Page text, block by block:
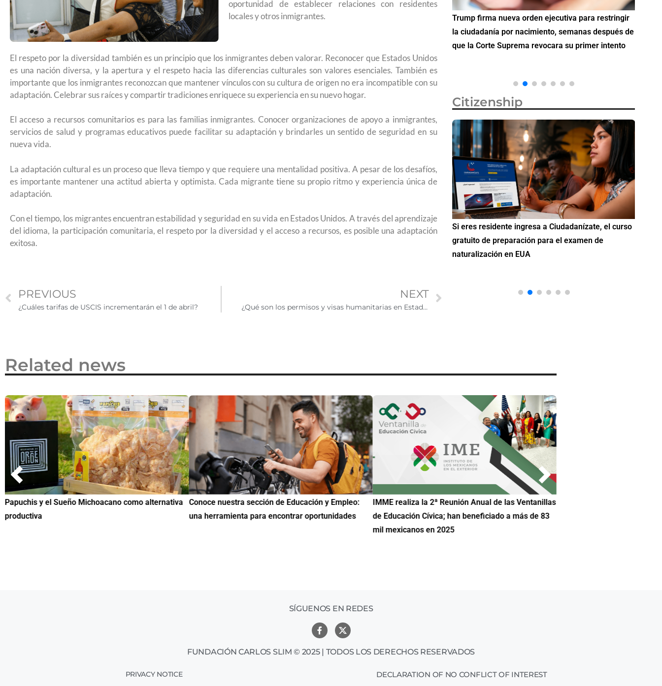
oportunidad de establecer relaciones con residentes
locales y otros inmigrantes.
El respeto por la diversidad también es un principio que los inmigrantes deben valorar. Reconocer que Estados Unidos
es una nación diversa, y la apertura y el respeto hacia las diferencias culturales son valores esenciales. También es
importante que los inmigrantes reconozcan que mantener vínculos con su cultura de origen no era incompatible con su
adaptación. Celebrar sus raíces y compartir tradiciones enriquece su experiencia en su nuevo hogar.
El acceso a recursos comunitarios es para las familias inmigrantes. Conocer organizaciones de apoyo a inmigrantes,
servicios de salud y programas educativos puede facilitar su adaptación y brindarles un sentido de seguridad en su
nueva vida.
La adaptación cultural es un proceso que lleva tiempo y que requiere una mentalidad positiva. A pesar de los desafíos,
es importante mantener una actitud abierta y optimista. Cada migrante tiene su propio ritmo y experiencia única de
adaptación.
Con el tiempo, los migrantes encuentran estabilidad y seguridad en su vida en Estados Unidos. A través del aprendizaje
del idioma, la participación comunitaria, el respeto por la diversidad y el acceso a recursos, es posible una adaptación
exitosa.
PREVIOUS
¿Cuáles tarifas de USCIS incrementarán el 1 de abril?
NEXT
¿Qué son los permisos y visas humanitarias en Estados Unidos y cómo funcionan?
¿Cómo inscribirse a Jóvenes Construyendo el
Futuro para capacitarse al regresar a México?
Conoce los cursos de construcción en Capacítate
Trump firma nueva orden ejecutiva para restringir
la ciudadanía por nacimiento, semanas después de
que la Corte Suprema revocara su primer intento
Citizenship
UNAM San Antonio abre cursos de preparación
Ciudadanízate, el curso gratuito de preparación
Si eres residente ingresa a Ciudadanízate, el curso
gratuito de preparación para el examen de
naturalización en EUA
Related news
Papuchis y el Sueño Michoacano como alternativa
productiva
Conoce nuestra sección de Educación y Empleo:
una herramienta para encontrar oportunidades
IMME realiza la 2ª Reunión Anual de las Ventanillas
de Educación Cívica; han beneficiado a más de 83
mil mexicanos en 2025
SÍGUENOS EN REDES
FUNDACIÓN CARLOS SLIM © 2025 | TODOS LOS DERECHOS RESERVADOS
PRIVACY NOTICE DECLARATION OF NO CONFLICT OF INTEREST